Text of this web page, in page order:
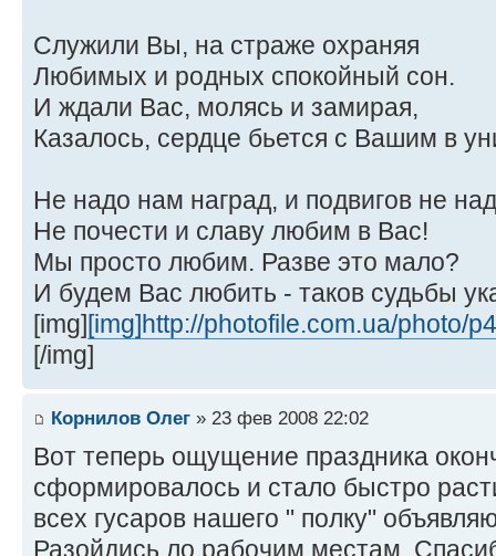
Служили Вы, на страже охраняя
Любимых и родных спокойный сон.
И ждали Вас, молясь и замирая,
Казалось, сердце бьется с Вашим в
Не надо нам наград, и подвигов не
Не почести и славу любим в Вас!
Мы просто любим. Разве это мало?
И будем Вас любить - таков судьбы
[img] [img]http://photofile.com.ua/photo/
[/img]
Корнилов Олег » 23 фев 2008 22:02
Вот теперь ощущение праздника
сформировалось и стало быстро
всех гусаров нашего " полку"
Разойдись ло рабочим местам.